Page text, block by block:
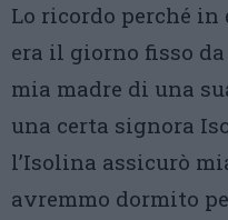
Lo ricordo perché
era il giorno fisso
mia madre di una
una certa signora
l’Isolina assicurò
avremmo dormito